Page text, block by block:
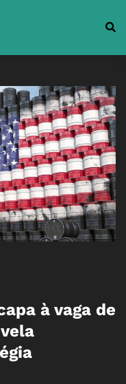
à vaga de